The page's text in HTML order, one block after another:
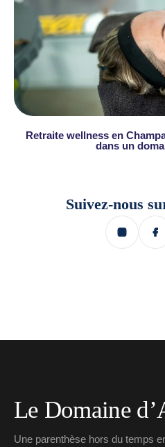
Retraite wellness en
dans un
Suivez-nous
Le Domaine
Une parenthèse hors du temps